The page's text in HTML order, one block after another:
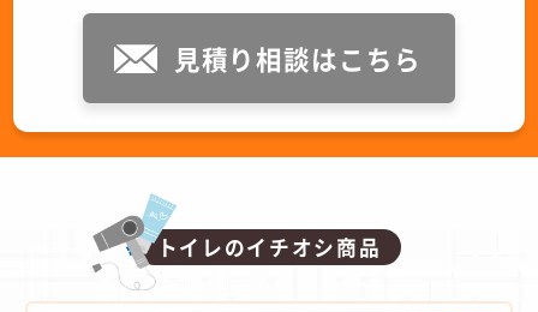
見積り相談はこちら
トイレのイチオシ商品